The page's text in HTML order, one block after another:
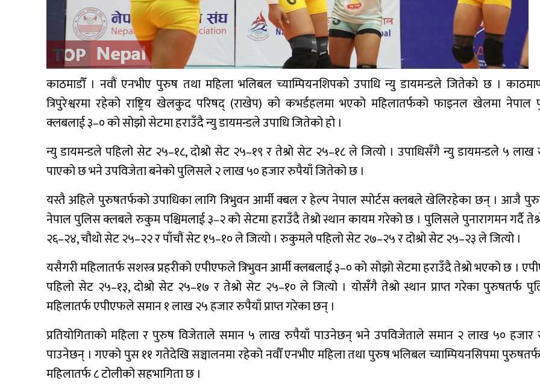
काठमाडौँ । नवौं एनभीए पुरुष तथा महिला भलिबल च्याम्पियनशिपको उपाधि न्यु डायमन्डले जितेको छ ।
त्रिपुरेश्वरमा रहेको राष्ट्रिय खेलकुद परिषद् (राखेप) को कभर्डहलमा भएको महिलातर्फको फाइनल खेलमा नेपाल
क्लबलाई ३–० को सोझो सेटमा हराउँदै न्यु डायमन्डले उपाधि जितेको हो ।
न्यु डायमन्डले पहिलो सेट २५–१८, दोश्रो सेट २५–१९ र तेश्रो सेट २५–१८ ले जित्यो । उपाधिसँगै न्यु डायमन्डले ५
पाएको छ भने उपविजेता बनेको पुलिसले २ लाख ५० हजार रुपैयाँ जितेको छ ।
यस्तै अहिले पुरुषतर्फको उपाधिका लागि त्रिभुवन आर्मी क्बल र हेल्प नेपाल स्पोर्टस क्लबले खेलिरहेका छन् । आजै
नेपाल पुलिस क्लबले रुकुम पश्चिमलाई ३–२ को सेटमा हराउँदै तेश्रो स्थान कायम गरेको छ । पुलिसले पुनारागमन गर्दै
२६–२४, चौथो सेट २५–२२ र पाँचौं सेट १५–१० ले जित्यो । रुकुमले पहिलो सेट २७–२५ र दोश्रो सेट २५–२३ ले जित्यो ।
यसैगरी महिलातर्फ सशस्त्र प्रहरीको एपीएफले त्रिभुवन आर्मी क्लबलाई ३–० को सोझो सेटमा हराउँदै तेश्रो भएको छ ।
पहिलो सेट २५–१३, दोश्रो सेट २५–१७ र तेश्रो सेट २५–१० ले जित्यो । योसँगै तेश्रो स्थान प्राप्त गरेका पुरुषतर्फ
महिलातर्फ एपीएफले समान १ लाख २५ हजार रुपैयाँ प्राप्त गरेका छन् ।
प्रतियोगिताको महिला र पुरुष विजेताले समान ५ लाख रुपैयाँ पाउनेछन् भने उपविजेताले समान २ लाख ५० हजार
पाउनेछन् । गएको पुस ११ गतेदेखि सञ्चालनमा रहेको नवौँ एनभीए महिला तथा पुरुष भलिबल च्याम्पियनसिपमा
महिलातर्फ ८ टोलीको सहभागिता छ ।